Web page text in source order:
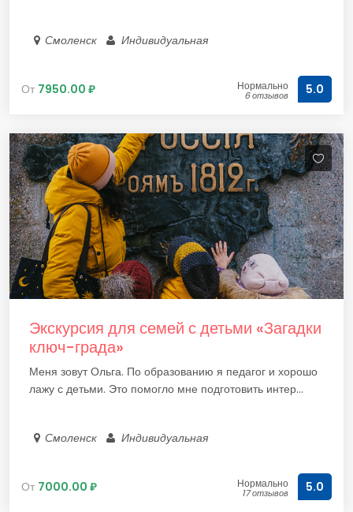
Смоленск Индивидуальная
От 7950.00 ₽ Нормально
6 отзывов 5.0
Экскурсия для семей с детьми «Загадки
ключ-града»
Меня зовут Ольга. По образованию я педагог и хорошо
лажу с детьми. Это помогло мне подготовить интер...
Смоленск Индивидуальная
От 7000.00 ₽ Нормально
17 отзывов 5.0